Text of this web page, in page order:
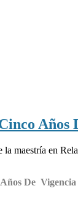
Años
maestría en
De Vigencia